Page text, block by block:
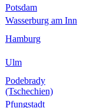
Potsdam
Wasserburg am Inn
Hamburg
Ulm
Podebrady
(Tschechien)
Pfungstadt